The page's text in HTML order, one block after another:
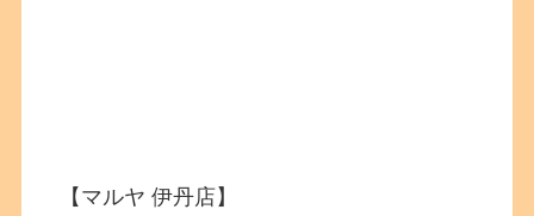
【マルヤ 伊丹店】